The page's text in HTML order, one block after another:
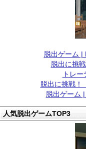
脱出ゲーム |
脱出に挑
トレ
脱出に挑戦
脱出ゲーム
人気脱出ゲームTOP3